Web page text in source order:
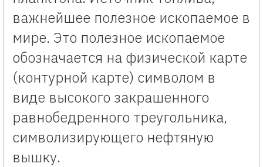
важнейшее полезное ископаемое в
мире. Это полезное ископаемое
обозначается на физической карте
(контурной карте) символом в
виде высокого закрашенного
равнобедренного треугольника,
символизирующего нефтяную
вышку.